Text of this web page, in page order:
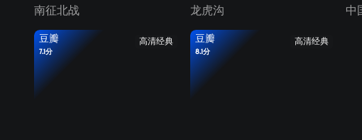
南征北战 龙虎沟 中
高清经典
豆瓣
7.1分
高清经典
豆瓣
8.1分